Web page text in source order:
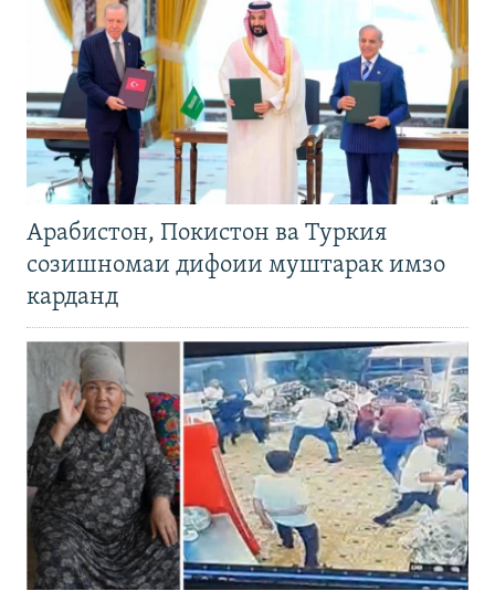
Арабистон, Покистон ва Туркия
созишномаи дифоии муштарак имзо
карданд